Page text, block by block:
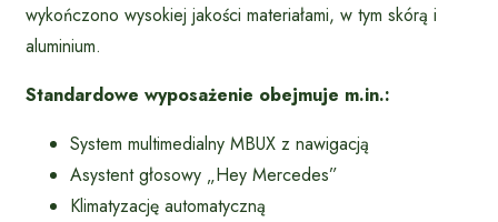
wykończono wysokiej jakości materiałami, w tym skórą i
aluminium.
Standardowe wyposażenie obejmuje m.in.:
System multimedialny MBUX z nawigacją
Asystent głosowy „Hey Mercedes”
Klimatyzację automatyczną